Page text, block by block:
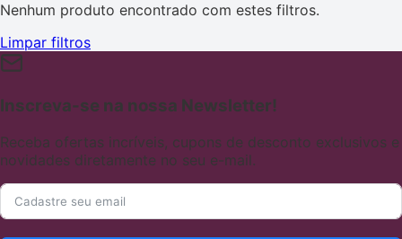
Nenhum produto encontrado com estes filtros.
Limpar filtros
Inscreva-se na nossa Newsletter!
Receba ofertas incríveis, cupons de desconto exclusivos e
novidades diretamente no seu e-mail.